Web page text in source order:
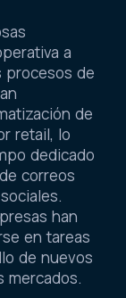
a
procesos de
de
retail, lo
dedicado
correos
han
en tareas
de nuevos
mercados.